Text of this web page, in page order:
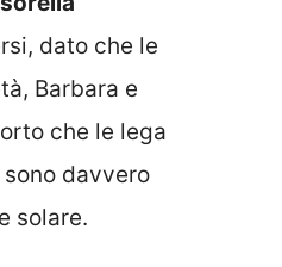
dato che le
Barbara e
che le lega
davvero
solare.